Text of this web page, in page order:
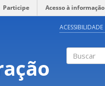
Participe Acesso à informação
ACESSIBILIDADE